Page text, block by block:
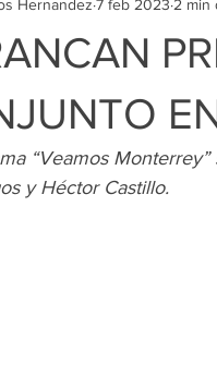
LA GRILLA
Hernandez 7 feb 2023 2 min
“Veamos
y Héctor Castillo.